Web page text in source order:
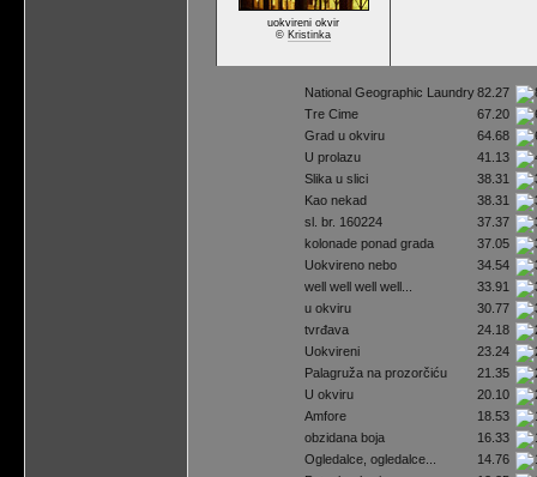
uokvireni okvir
© Kristinka
National Geographic Laundry82.27
Tre Cime
67.20
Grad u okviru
64.68
U prolazu
41.13
Slika u slici
38.31
Kao nekad
38.31
sl. br. 160224
37.37
kolonade ponad grada
37.05
Uokvireno nebo
34.54
well well well well...
33.91
u okviru
30.77
tvrđava
24.18
Uokvireni
23.24
Palagruža na prozorčiću
21.35
U okviru
20.10
Amfore
18.53
obzidana boja
16.33
Ogledalce, ogledalce...
14.76